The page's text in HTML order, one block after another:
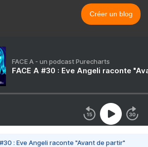
Créer un blog
FACE A - un podcast Purecharts
FACE A #30 : Eve Angeli raconte
#30 : Eve Angeli raconte "Avant de partir"